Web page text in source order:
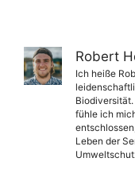
Robert
Ich heiße
fühle ich
Leben der